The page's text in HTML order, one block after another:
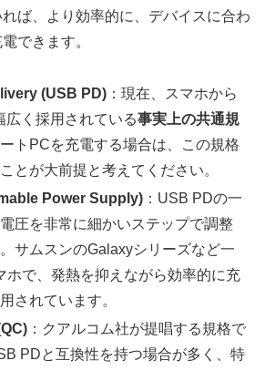
ば、より効率的に、デバイスに合わ
できます。
(USB PD) ：現在、スマホから
広く採用されている事実上の共通規
トPCを充電する場合は、この規格
とが大前提と考えてください。
Power Supply) ：USB PDの一
圧を非常に細かいステップで調整
サムスンのGalaxyシリーズなど一
ホで、発熱を抑えながら効率的に充
されています。
：クアルコム社が提唱する規格で
PDと互換性を持つ場合が多く、特